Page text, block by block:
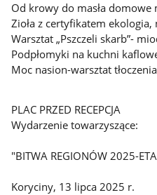
Od krowy do masła domowe
Zioła z certyfikatem
Warsztat „Pszczeli skarb”-
Podpłomyki na kuchni
Moc nasion-warsztat
PLAC PRZED RECEPCJA
Wydarzenie towarzyszące:
"BITWA REGIONÓW 2025-
Koryciny, 13 lipca 2025 r.